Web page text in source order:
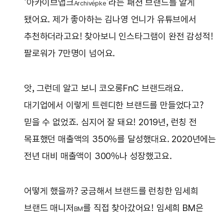
‘아카이브앱크Archivépke’라는 패션 브랜드를 알게
됐어요. 제가 좋아하는 김나영 언니가 유튜브에서
추천하더라고요! 찾아보니 인스타그램이 완전 감성적!
팔로워가 7만명이 넘어요.
앗, 그런데 알고 보니 코오롱FnC 브랜드래요.
대기업에서 이렇게 트렌디한 브랜드를 만들었다고?
믿을 수 없었죠. 심지어 잘 돼요! 2019년, 런칭 전
목표했던 매출액의 350%를 달성했대요. 2020년에는
전년 대비 매출액이 300%나 성장했고요.
어떻게 했을까? 궁금해서 브랜드를 런칭한 임세희
브랜드 매니저 BM를 직접 찾아갔어요! 임세희 BM은